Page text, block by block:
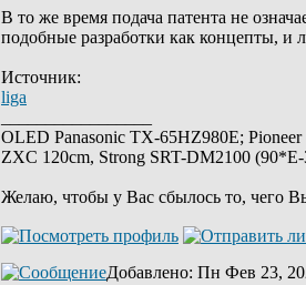
В то же время подача патента не
подобные разработки как концепты, и
Источник:
liga
OLED Panasonic TX-65HZ980E;
ZXC 120cm, Strong SRT-DM2100
Желаю, чтобы у Вас сбылось то, чего
Добавлено: Пн Фев 23,